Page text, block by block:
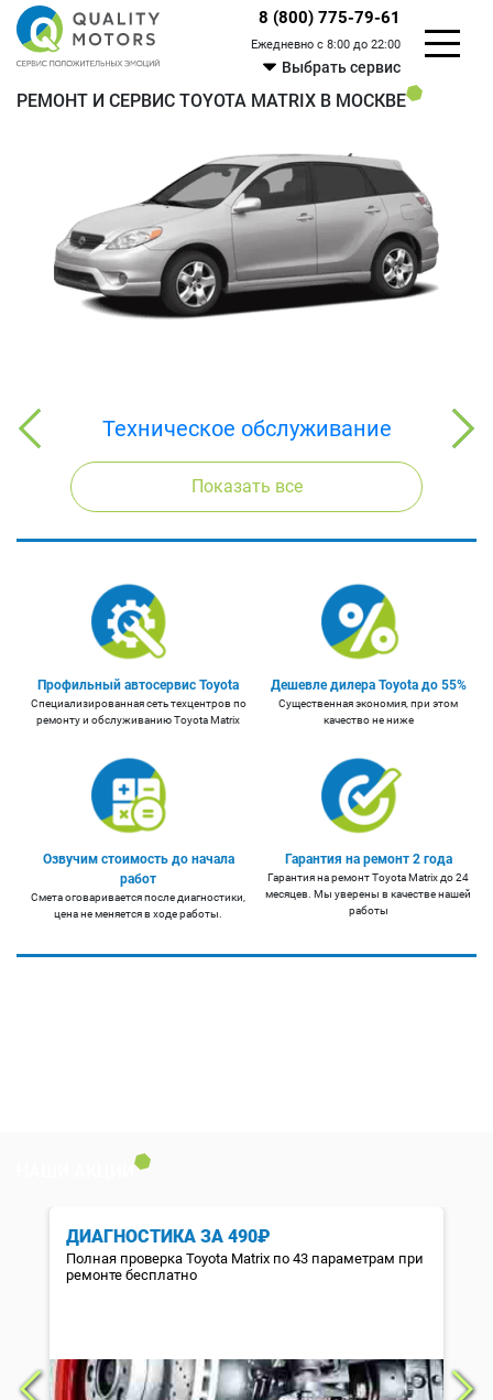
8 (800) 775-79-61
Ежедневно с 8:00 до 22:00
Выбрать сервис
РЕМОНТ И СЕРВИС TOYOTA MATRIX В МОСКВЕ
Техническое обслуживание
Показать все
Профильный автосервис Toyota
Cпециализированная сеть техцентров по
ремонту и обслуживанию Toyota Matrix
Дешевле дилера Toyota до 55%
Существенная экономия, при этом
качество не ниже
Озвучим стоимость до начала
работ
Смета оговаривается после диагностики,
цена не меняется в ходе работы.
Гарантия на ремонт 2 года
Гарантия на ремонт Toyota Matrix до 24
месяцев. Мы уверены в качестве нашей
работы
ДИАГНОСТИКА ЗА 490₽
Полная проверка Toyota Matrix по 43 параметрам при
ремонте бесплатно